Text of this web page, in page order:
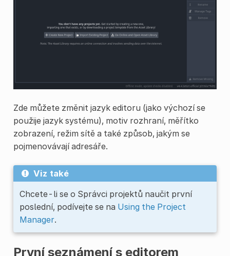
Zde můžete změnit jazyk editoru (jako výchozí se
použije jazyk systému), motiv rozhraní, měřítko
zobrazení, režim sítě a také způsob, jakým se
pojmenovávají adresáře.
Viz také
Chcete-li se o Správci projektů naučit první
poslední, podívejte se na Using the Project
Manager.
První seznámení s editorem